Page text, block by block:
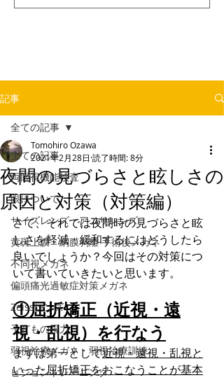
記事
全ての記事
両眼視機能検査
眼について
サイズレンズ・アニサレンズ
黄斑上膜・網膜剥離 手術後メガネ
不同視メガネ
偏頭痛光過敏症対策メガネ
Zeissレンズ
子どもの視力
弱視治療メガネ・弱視治療訓練
ビジョントレーニング
全ての記事
夜間の見づらさと眩しさの
原因と対策（対策編）
Tomohiro Ozawa
2021年2月28日 読了時間: 8分
さて、それでは夜間時の見づらさと眩
しさを軽減・緩和するにはどうしたら
良いでしょうか？今回はその対策につ
いて書いていきたいと思います。
①屈折矯正（近視・遠
視・乱視）を行なう
まずは第一として近視・遠視・乱視と
いった屈折矯正をおこなうことが基本